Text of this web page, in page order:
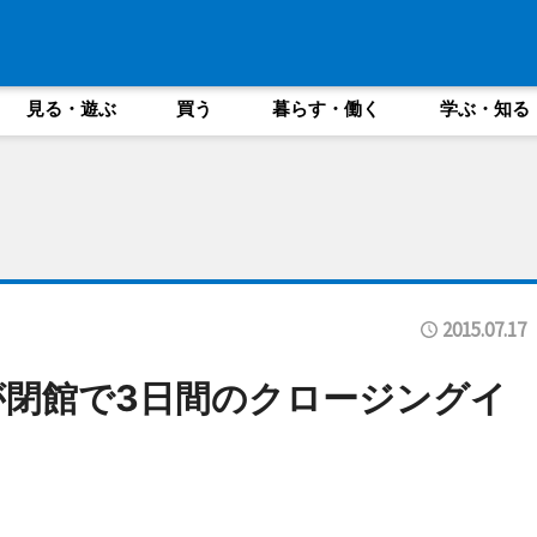
見る・遊ぶ 買う 暮らす・働く 学ぶ・知る
2015.07.17
館で3日間のクロージングイ